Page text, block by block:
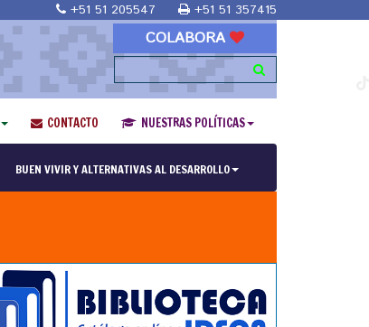
+51 51 205547 +51 51 357415
COLABORA
CONTACTO NUESTRAS POLÍTICAS
BUEN VIVIR Y ALTERNATIVAS AL DESARROLLO